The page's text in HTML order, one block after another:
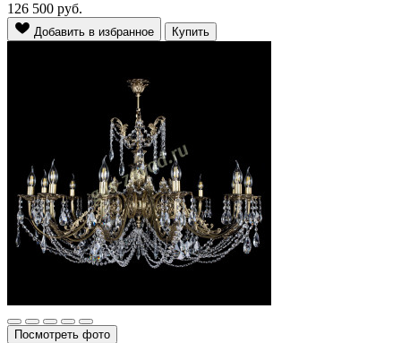
126 500 руб.
Добавить в избранное Купить
Посмотреть фото